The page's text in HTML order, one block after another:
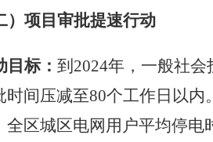
）项目审批提速行动
目标： 到 2024年， 一般社会
时间压减至80个工作日以内
全区城区电网用户平均停电